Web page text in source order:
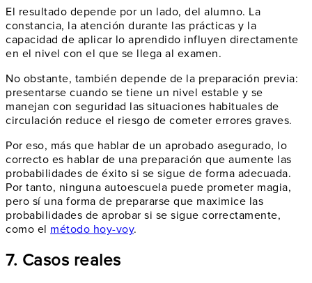
El resultado depende por un lado, del alumno. La
constancia, la atención durante las prácticas y la
capacidad de aplicar lo aprendido influyen directamente
en el nivel con el que se llega al examen.
No obstante, también depende de la preparación previa:
presentarse cuando se tiene un nivel estable y se
manejan con seguridad las situaciones habituales de
circulación reduce el riesgo de cometer errores graves.
Por eso, más que hablar de un aprobado asegurado, lo
correcto es hablar de una preparación que aumente las
probabilidades de éxito si se sigue de forma adecuada.
Por tanto, ninguna autoescuela puede prometer magia,
pero sí una forma de prepararse que maximice las
probabilidades de aprobar si se sigue correctamente,
como el método hoy-voy.
7. Casos reales